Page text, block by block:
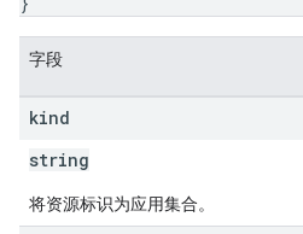
字段
kind
string
将资源标识为应用集合。